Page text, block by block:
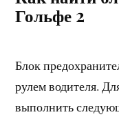
Гольфе 2
Блок
рулем водителя.
выполнить